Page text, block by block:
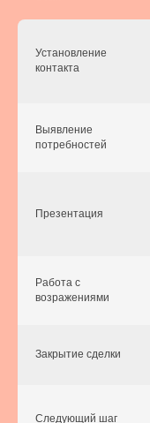
Установление
контакта
Выявление
потребностей
Презентация
Работа с
возражениями
Закрытие сделки
Следующий шаг